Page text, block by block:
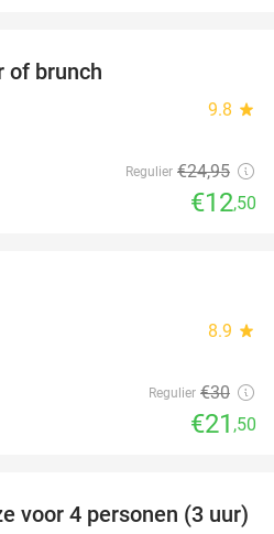
of brunch
9.8 star
Regulier €24,95
€12,50
8.9 star
Regulier €30
€21 ,50
31%
voor 4 personen (3 uur)